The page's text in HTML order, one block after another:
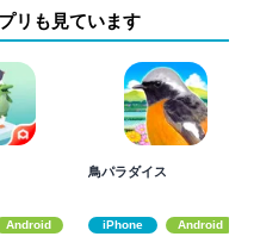
リも見ています
Android
鳥パラダイス
iPhone Android